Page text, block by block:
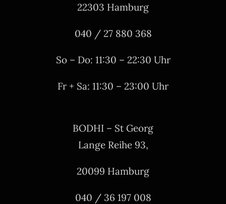
22303 Hamburg
040 / 27 880 368
So – Do: 11:30 – 22:30 Uhr
Fr + Sa: 11:30 – 23:00 Uhr
BODHI – St Georg
Lange Reihe 93,
20099 Hamburg
040 / 36 197 008